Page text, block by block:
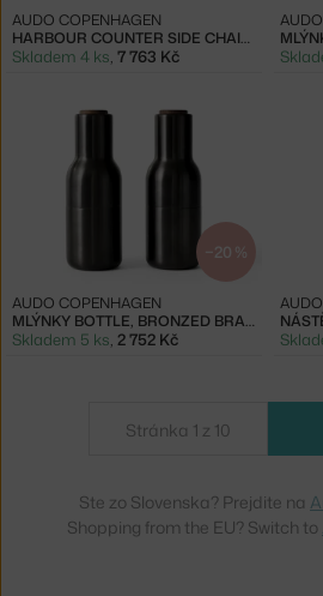
HARBOUR COUNTER SIDE CHAIR, OLIVE/BLACK
AUDO COPENHAGEN
Skladem 4 ks 7 763 Kč
−20 %
MLÝNKY BOTTLE, BRONZED BRASS
AUDO COPENHAGEN
Skladem 5 ks, 2 752 Kč
Stránka 1 z 10
Ste zo Slovenska? Prejdite na
Shopping from the EU? Switch to